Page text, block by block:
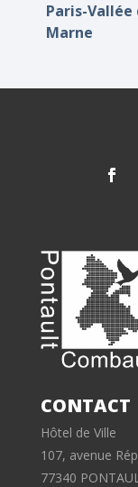
Paris-Vallée
Marne
CONTACT
Hôtel de Ville
107, avenue
77340